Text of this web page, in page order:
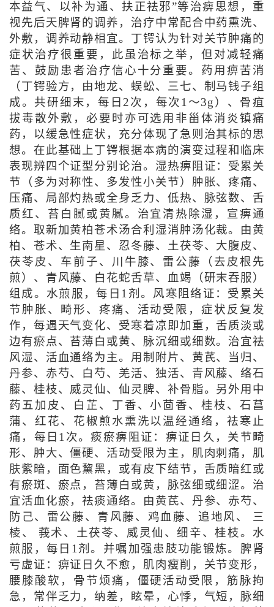
本益气、以补为通、扶正祛邪”等治痹思想，重
视先后天脾肾的调养，治疗中常配合中药熏洗、
外敷，调养动静相宜。丁锷认为针对关节肿痛的
症状治疗很重要，此虽治标之举，但对减轻痛
苦、鼓励患者治疗信心十分重要。药用痹苦消
（丁锷验方，由地龙、蜈蚣、三七、制马钱子组
成。共研细末，每日2次，每次1～3g）、骨疽
拔毒散外敷，必要时亦可选用非甾体消炎镇痛
药，以缓急性症状，充分体现了急则治其标的思
想。在此基础上丁锷根据本病的演变过程和临床
表现辨四个证型分别论治。湿热痹阻证：受累关
节（多为对称性、多发性小关节）肿胀、疼痛、
压痛、局部灼热或全身乏力、低热、脉弦数、舌
质红、苔白腻或黄腻。治宜清热除湿，宣痹通
络。取新加黄柏苍术汤合利湿消肿汤化裁。由黄
柏、苍术、生南星、忍冬藤、土茯苓、大腹皮、
茯苓皮、车前子、川牛膝、雷公藤（去皮根先
煎）、青风藤、白花蛇舌草、血竭（研末吞服）
组成。水煎服，每日1剂。风寒阻络证：受累关
节肿胀、畸形、疼痛、活动受限，症状反复发
作，每遇天气变化、受寒着凉即加重，舌质淡或
边有瘀点、苔薄白或黄、脉沉细或细数。治宜祛
风湿、活血通络为主。用制附片、黄芪、当归、
丹参、赤芍、白芍、羌活、独活、青风藤、络石
藤、桂枝、威灵仙、仙灵脾、补骨脂。另外用中
药五加皮、白芷、丁香、小茴香、桂枝、石菖
蒲、红花、花椒煎水熏洗以温经通络，祛寒止
痛，每日1次。痰瘀痹阻证：痹证日久，关节畸
形、肿大、僵硬、活动受限为主，肌肉刺痛，肌
肤紫暗，面色黧黑，或有皮下结节，舌质暗红或
有瘀斑、瘀点，苔薄白或黄，脉弦细或细涩。治
宜活血化瘀，祛痰通络。由黄芪、丹参、赤芍、
防己、雷公藤、青风藤、鸡血藤、追地风、 三
棱、 莪术、土茯苓、威灵仙、细辛、桂枝。水
煎服，每日1剂。并嘱加强患肢功能锻炼。脾肾
亏虚证：痹证日久不愈，肌肉瘦削，关节变形，
腰膝酸软，骨节烦痛，僵硬活动受限，筋脉拘
急，常伴乏力，纳差，眩晕，心悸，气短，脉细